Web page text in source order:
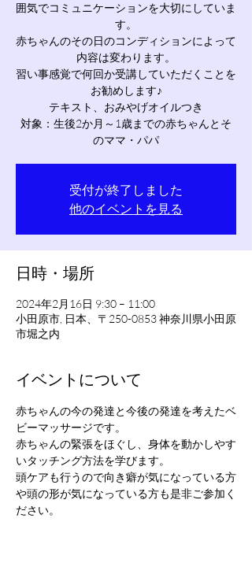
囲気でコミュニケーションを大切にしていま
す。
赤ちゃんのその日のコンディションによって
内容は変わります。
習い事感覚で何回か受講していただくことを
お勧めします♪
テキスト、おみやげオイルつき
対象：生後2か月～1歳までの赤ちゃんとそ
のママ・パパ
受付が終了しました
他のイベントを見る
日時・場所
2024年2月16日 9:30 – 11:00
小田原市, 日本、〒250-0853 神奈川県小田原
市堀之内
イベントについて
赤ちゃんの今の発達と今後の発達を考えたベ
ビーマッサージです。
赤ちゃんの緊張をほぐし、身体を動かしやす
いタッチング方法を学びます。
頭ケアも行うので向き癖が気になっている方
や頭の形が気になっている方も是非ご参加く
ださい。